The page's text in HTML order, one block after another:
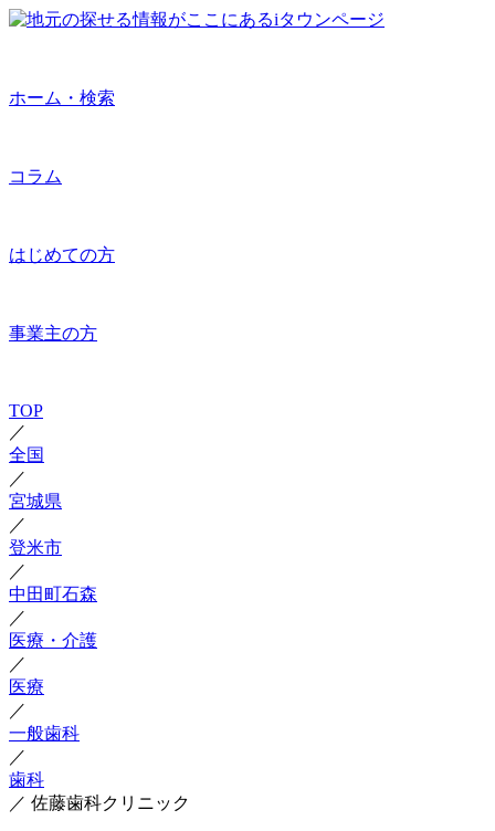
ホーム・検索
コラム
はじめての方
事業主の方
TOP
／
全国
／
宮城県
／
登米市
／
中田町石森
／
医療・介護
／
医療
／
一般歯科
／
歯科
／ 佐藤歯科クリニック